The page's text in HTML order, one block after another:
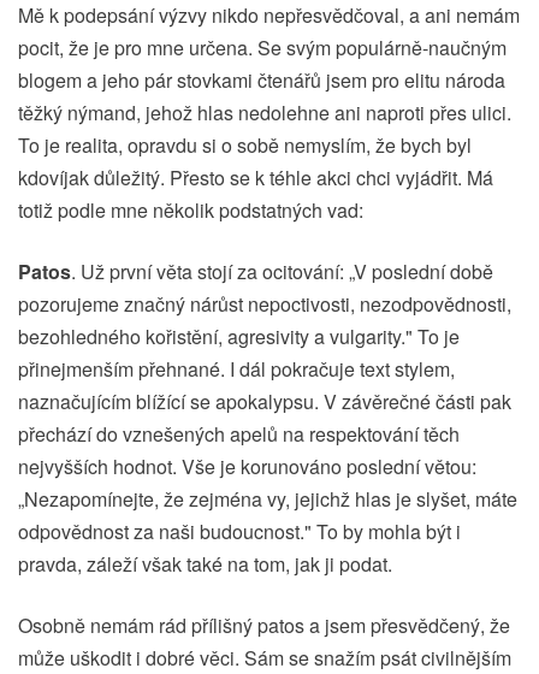
Mě k podepsání výzvy nikdo nepřesvědčoval, a ani nemám
pocit, že je pro mne určena. Se svým populárně-naučným
blogem a jeho pár stovkami čtenářů jsem pro elitu národa
těžký nýmand, jehož hlas nedolehne ani naproti přes ulici.
To je realita, opravdu si o sobě nemyslím, že bych byl
kdovíjak důležitý. Přesto se k téhle akci chci vyjádřit. Má
totiž podle mne několik podstatných vad:
Patos. Už první věta stojí za ocitování: „V poslední době
pozorujeme značný nárůst nepoctivosti, nezodpovědnosti,
bezohledného kořistění, agresivity a vulgarity." To je
přinejmenším přehnané. I dál pokračuje text stylem,
naznačujícím blížící se apokalypsu. V závěrečné části pak
přechází do vznešených apelů na respektování těch
nejvyšších hodnot. Vše je korunováno poslední větou:
„Nezapomínejte, že zejména vy, jejichž hlas je slyšet, máte
odpovědnost za naši budoucnost." To by mohla být i
pravda, záleží však také na tom, jak ji podat.
Osobně nemám rád přílišný patos a jsem přesvědčený, že
může uškodit i dobré věci. Sám se snažím psát civilnějším